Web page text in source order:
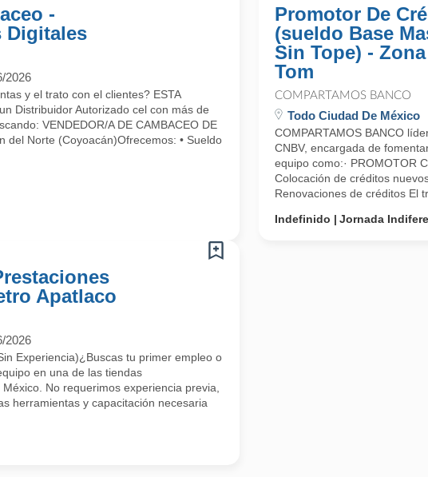
-
Digitales
2026
y el trato con el clientes? ESTA
Distribuidor Autorizado cel con más de
VENDEDOR/A DE CAMBACEO DE
del Norte (Coyoacán)Ofrecemos: • Sueldo
Promotor De
(sueldo Base
Sin Tope) -
Tom
COMPARTAMOS BANCO
Todo Ciudad De México
COMPARTAMOS BANCO
CNBV, encargada de
equipo como:· PROMOTOR
Colocación de créditos
Renovaciones de créditos El
Indefinido
Jornada
Apatlaco
2026
Experiencia)¿Buscas tu primer empleo o
en una de las tiendas
No requerimos experiencia previa,
herramientas y capacitación necesaria